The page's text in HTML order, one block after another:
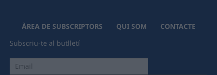
ÀREA DE SUBSCRIPTORS QUI SOM
CONTACTE
Subscriu-te al butlletí